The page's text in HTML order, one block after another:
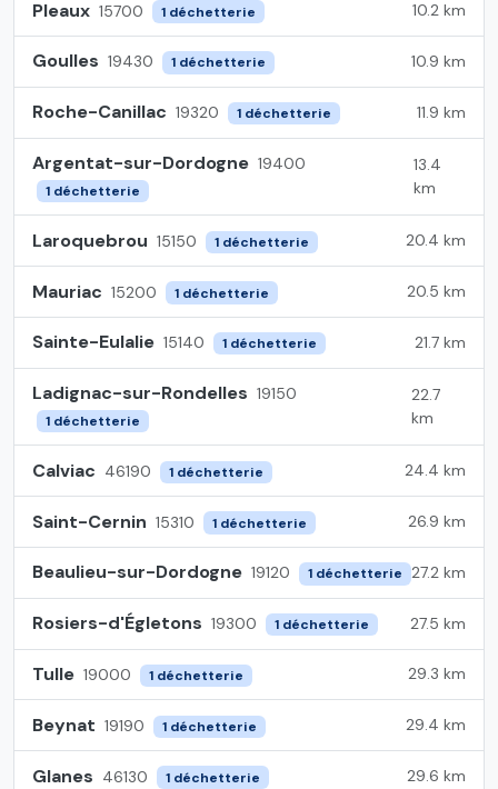
Pleaux 15700 1 déchetterie 10.2 km
Goulles 19430 1 déchetterie 10.9 km
Roche-Canillac 19320 1 déchetterie 11.9 km
Argentat-sur-Dordogne 19400
1 déchetterie
13.4
km
Laroquebrou 15150 1 déchetterie 20.4 km
Mauriac 15200 1 déchetterie 20.5 km
Sainte-Eulalie 15140 1 déchetterie 21.7 km
Ladignac-sur-Rondelles 19150
1 déchetterie
22.7
km
Calviac 46190 1 déchetterie 24.4 km
Saint-Cernin 15310 1 déchetterie 26.9 km
Beaulieu-sur-Dordogne 19120 1 déchetterie 27.2 km
Rosiers-d'Égletons 19300 1 déchetterie 27.5 km
Tulle 19000 1 déchetterie 29.3 km
Beynat 19190 1 déchetterie 29.4 km
Glanes 46130 1 déchetterie 29.6 km